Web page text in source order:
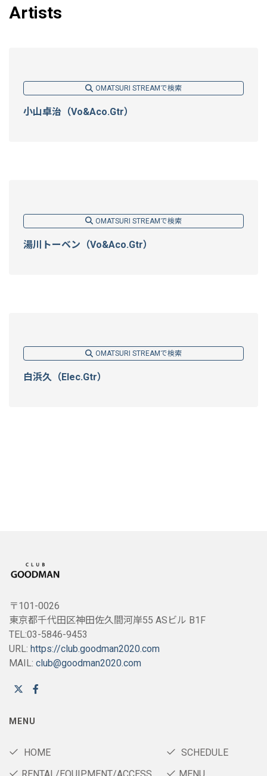
Artists
OMATSURI STREAMで検索
小山卓治（Vo&Aco.Gtr）
OMATSURI STREAMで検索
湯川トーベン（Vo&Aco.Gtr）
OMATSURI STREAMで検索
白浜久（Elec.Gtr）
〒101-0026
東京都千代田区神田佐久間河岸55 ASビル B1F
TEL:03-5846-9453
URL: https://club.goodman2020.com
MAIL: club@goodman2020.com
MENU
HOME
SCHEDULE
RENTAL/EQUIPMENT/ACCESS
MENU